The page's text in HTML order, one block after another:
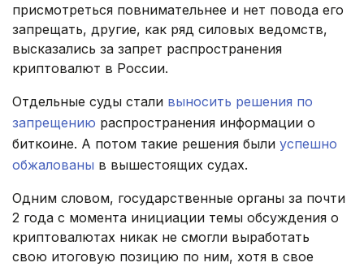
присмотреться повнимательнее и нет повода его
запрещать, другие, как ряд силовых ведомств,
высказались за запрет распространения
криптовалют в России.
Отдельные суды стали выносить решения по
запрещению распространения информации о
биткоине. А потом такие решения были успешно
обжалованы в вышестоящих судах.
Одним словом, государственные органы за почти
2 года с момента инициации темы обсуждения о
криптовалютах никак не смогли выработать
свою итоговую позицию по ним, хотя в свое